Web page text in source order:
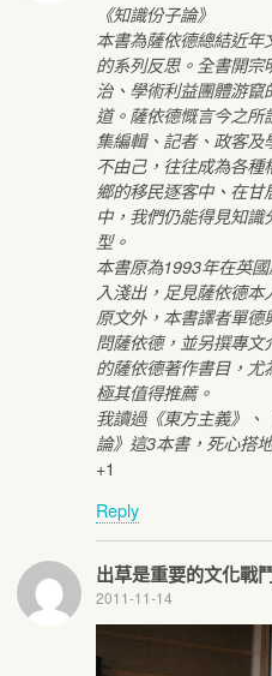
《知識份子論》
本書為薩依德總結近
的系列反思。全書開
治、學術利益團體游
道。薩依德慨言今之所
集編輯、記者、政客
不由己，往往成為各
鄉的移民逐客中、在甘
中，我們仍能得見知
型。
本書原為1993年在英
入淺出，足見薩依德
原文外，本書譯者單
問薩依德，並另撰專
的薩依德著作書目，尤
極其值得推薦。
我讀過《東方主義》
論》這3本書，死心搭
+1
Reply
出草是重要的文化戰
2011-11-14